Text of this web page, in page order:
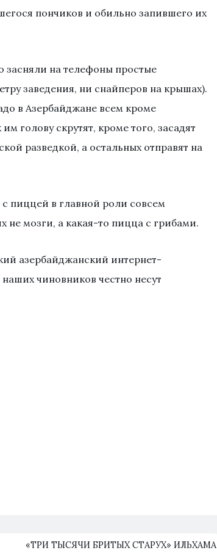
пончиков и обильно запившего их
засняли на телефоны простые
заведения, ни снайперов на крышах).
в Азербайджане всем кроме
голову скрутят, кроме того, засадят
разведкой, а остальных отправят на
пиццей в главной роли совсем
не мозги, а какая-то пицца с грибами.
азербайджанский интернет-
чиновников честно несут
«ТРИ ТЫСЯЧИ БРИТЫХ СТАРУХ» ИЛЬХАМА